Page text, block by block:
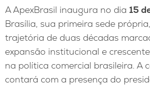
A ApexBrasil inaugura no dia 15
Brasília, sua primeira sede
trajetória de duas décadas
expansão institucional e
na política comercial brasileira. A
contará com a presença do